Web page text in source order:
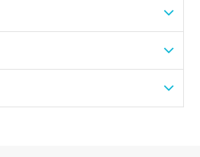
/強制停止）